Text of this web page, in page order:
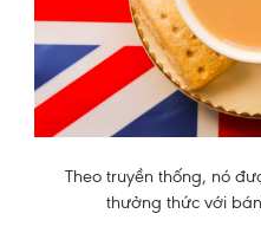
Theo truyền thống, nó
thưởng thức với